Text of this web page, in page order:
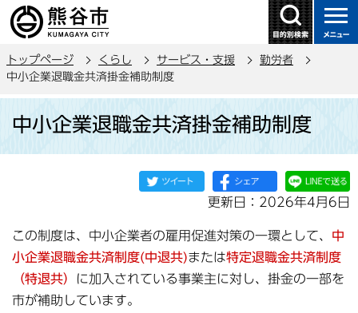
の
ー
トップページ くらし サービス・支援
勤労者
中小企業退職金共済掛金補助制度
中小企業退職金共済掛金補助制度
更新日：2026年4月6日
この制度は、中小企業者の雇用促進対策の一環として、 中
小企業退職金共済制度(中退共)または特定退職金共済制度
（特退共）
に加入されている事業主に対し、掛金の一部を
市が補助しています。